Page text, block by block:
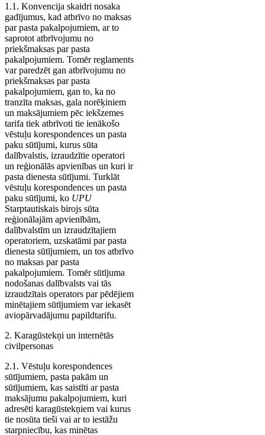
1.1. Konvencija skaidri nosaka
gadījumus, kad atbrīvo no maksas
par pasta pakalpojumiem, ar to
saprotot atbrīvojumu no
priekšmaksas par pasta
pakalpojumiem. Tomēr reglaments
var paredzēt gan atbrīvojumu no
priekšmaksas par pasta
pakalpojumiem, gan to, ka no
tranzīta maksas, gala norēķiniem
un maksājumiem pēc iekšzemes
tarifa tiek atbrīvoti tie ienākošo
vēstuļu korespondences un pasta
paku sūtījumi, kurus sūta
dalībvalstis, izraudzītie operatori
un reģionālās apvienības un kuri ir
pasta dienesta sūtījumi. Turklāt
vēstuļu korespondences un pasta
paku sūtījumi, ko UPU
Starptautiskais birojs sūta
reģionālajām apvienībām,
dalībvalstīm un izraudzītajiem
operatoriem, uzskatāmi par pasta
dienesta sūtījumiem, un tos atbrīvo
no maksas par pasta
pakalpojumiem. Tomēr sūtījuma
nodošanas dalībvalsts vai tās
izraudzītais operators par pēdējiem
minētajiem sūtījumiem var iekasēt
aviopārvadājumu papildtarifu.
2. Karagūstekņi un internētās
civilpersonas
2.1. Vēstuļu korespondences
sūtījumiem, pasta pakām un
sūtījumiem, kas saistīti ar pasta
maksājumu pakalpojumiem, kuri
adresēti karagūstekņiem vai kurus
tie nosūta tieši vai ar to iestāžu
starpniecību, kas minētas